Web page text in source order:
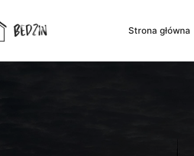
Strona główna